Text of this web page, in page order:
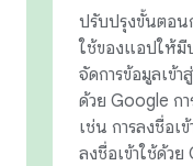
ปรับปรุงขั้นตอน
ใช้ของแอปให้มี
จัดการข้อมูลเข้
ด้วย Google ก
เช่น การลงชื่อเ
ลงชื่อเข้าใช้ด้ว